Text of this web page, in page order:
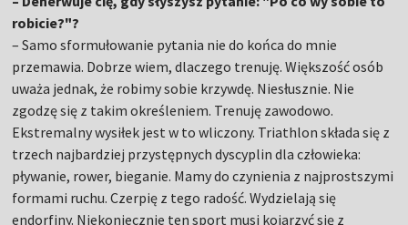
robicie?"?
– Samo sformułowanie pytania nie do końca do mnie
przemawia. Dobrze wiem, dlaczego trenuję. Większość osób
uważa jednak, że robimy sobie krzywdę. Niesłusznie. Nie
zgodzę się z takim określeniem. Trenuję zawodowo.
Ekstremalny wysiłek jest w to wliczony. Triathlon składa się z
trzech najbardziej przystępnych dyscyplin dla człowieka:
pływanie, rower, bieganie. Mamy do czynienia z najprostszymi
formami ruchu. Czerpię z tego radość. Wydzielają się
endorfiny. Niekoniecznie ten sport musi kojarzyć się z